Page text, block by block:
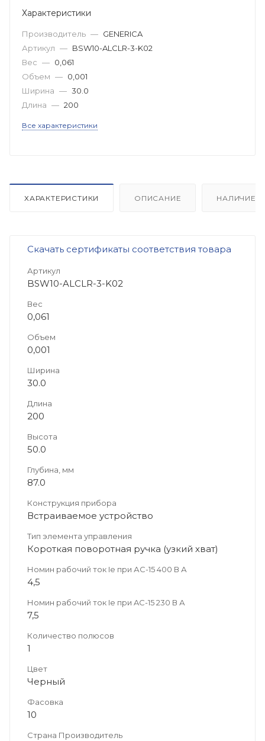
Характеристики
Производитель — GENERICA
Артикул — BSW10-ALCLR-3-K02
Вес — 0,061
Объем — 0,001
Ширина — 30.0
Длина — 200
Все характеристики
ХАРАКТЕРИСТИКИ ОПИСАНИЕ НАЛИЧИЕ
Скачать сертификаты соответствия товара
Артикул
BSW10-ALCLR-3-K02
Вес
0,061
Объем
0,001
Ширина
30.0
Длина
200
Высота
50.0
Глубина, мм
87.0
Конструкция прибора
Встраиваемое устройство
Тип элемента управления
Короткая поворотная ручка (узкий хват)
Номин рабочий ток Ie при АС-15 400 В А
4,5
Номин рабочий ток Ie при AC-15 230 В А
7,5
Количество полюсов
1
Цвет
Черный
Фасовка
10
Страна Производитель